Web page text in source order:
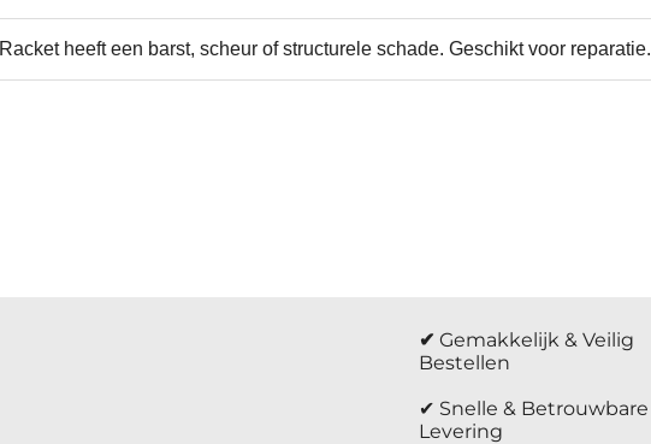
Racket heeft een barst, scheur of structurele schade. Geschikt voor reparatie.
✔ Gemakkelijk & Veilig
Bestellen
✔ Snelle & Betrouwbare
Levering